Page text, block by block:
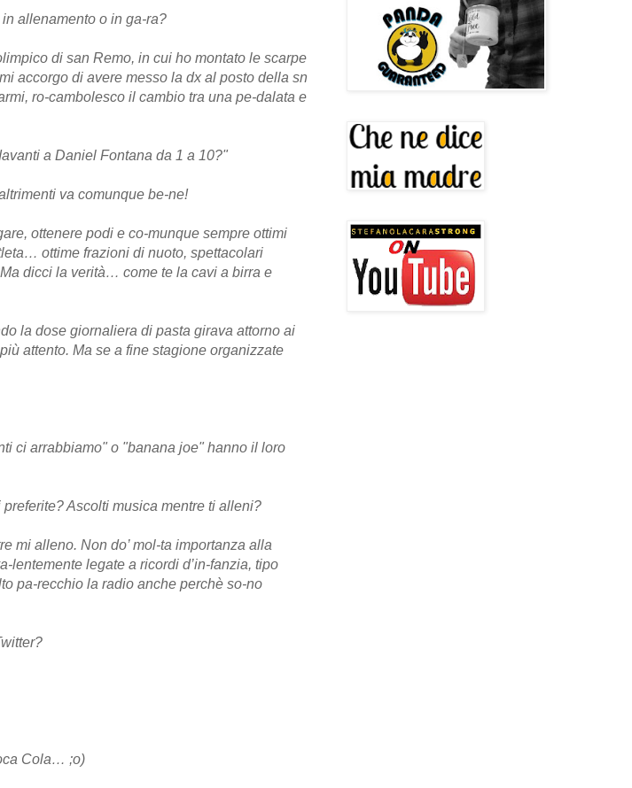
allenamento o in ga-ra?
di san Remo, in cui ho montato le scarpe
accorgo di avere messo la dx al posto della sn
ro-cambolesco il cambio tra una pe-dalata e
a Daniel Fontana da 1 a 10?"
va comunque be-ne!
ottenere podi e co-munque sempre ottimi
ottime frazioni di nuoto, spettacolari
dicci la verità… come te la cavi a birra e
la dose giornaliera di pasta girava attorno ai
attento. Ma se a fine stagione organizzate
ci arrabbiamo" o "banana joe" hanno il loro
Ascolti musica mentre ti alleni?
mi alleno. Non do’ mol-ta importanza alla
lentemente legate a ricordi d’in-fanzia, tipo
pa-recchio la radio anche perchè so-no
Cola… ;o)